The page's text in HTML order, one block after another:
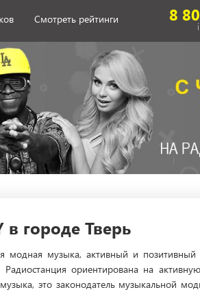
Смотреть рейтинги 8
городе Тверь
модная музыка, активный и позитивный
ориентирована на
это законодатель музыкальной